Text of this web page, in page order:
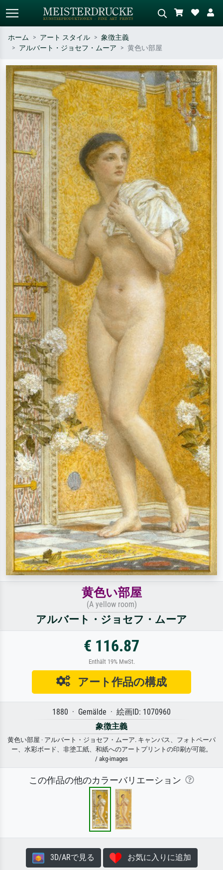
作家名・作品名・スタイルで検索
– 例：モネ、星月夜、印象派、北
斎の波、ヌード。
シーンを説明してください – 例：
緑の草原、赤の多い抽象画、暗い
油絵、木のそばの立ち姿のヌー
ド。
ホーム アート スタイル
象徴主義
アルバート・ジョセフ・ムーア
黄色い部屋
黄色い部屋
(A yellow room)
アルバート・ジョセフ・ムーア
€ 116.87
Enthält 19% MwSt.
アート作品の構成
1880 · Gemälde · 絵画ID: 1070960
象徴主義
黄色い部屋 · アルバート・ジョセフ・ムーア. キャンバス、フォトペーパ
ー、水彩ボード、非塗工紙、和紙へのアートプリントの印刷が可能。
/ akg-images
この作品の他のカラーバリエーション
3D/ARで見る お気に入りに追加